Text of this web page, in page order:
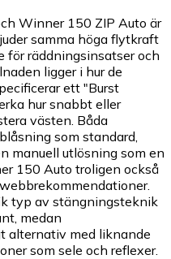
Winner 150 ZIP Auto är
samma höga flytkraft
för räddningsinsatser och
ligger i hur de
ett "Burst
hur snabbt eller
västen. Båda
som standard,
manuell utlösning som en
150 Auto troligen också
typ av stängningsteknik
medan
alternativ med liknande
som sele och reflexer.